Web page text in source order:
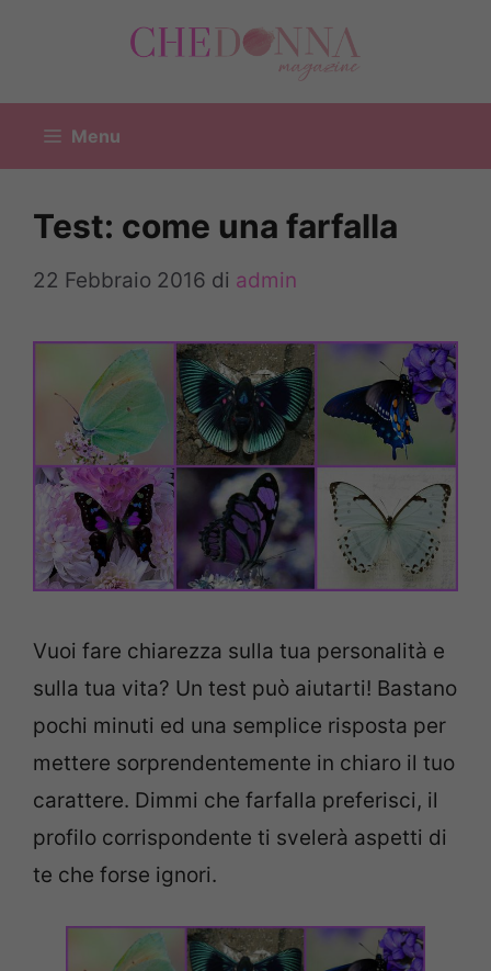
Menu
Test: come una farfalla
22 Febbraio 2016 di admin
Vuoi fare chiarezza sulla tua personalità e
sulla tua vita? Un test può aiutarti! Bastano
pochi minuti ed una semplice risposta per
mettere sorprendentemente in chiaro il tuo
carattere. Dimmi che farfalla preferisci, il
profilo corrispondente ti svelerà aspetti di
te che forse ignori.